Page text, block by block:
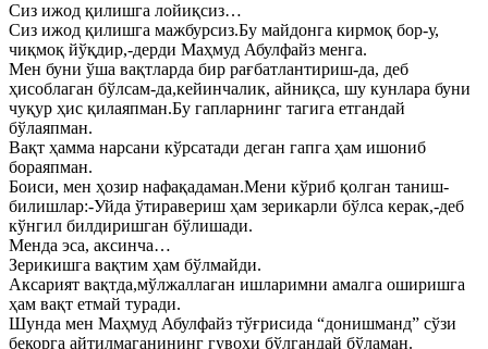
Сиз ижод қилишга лойиқсиз…
Сиз ижод қилишга мажбурсиз.Бу майдонга кирмоқ бор-у,
чиқмоқ йўқдир,-дерди Маҳмуд Абулфайз менга.
Мен буни ўша вақтларда бир рағбатлантириш-да, деб
ҳисоблаган бўлсам-да,кейинчалик, айниқса, шу кунлара буни
чуқур ҳис қилаяпман.Бу гапларнинг тагига етгандай
бўлаяпман.
Вақт ҳамма нарсани кўрсатади деган гапга ҳам ишониб
бораяпман.
Боиси, мен ҳозир нафақадаман.Мени кўриб қолган таниш-
билишлар:-Уйда ўтиравериш ҳам зерикарли бўлса керак,-деб
кўнгил билдиришган бўлишади.
Менда эса, аксинча…
Зерикишга вақтим ҳам бўлмайди.
Аксарият вақтда,мўлжаллаган ишларимни амалга оширишга
ҳам вақт етмай туради.
Шунда мен Маҳмуд Абулфайз тўғрисида “донишманд” сўзи
бекорга айтилмаганининг гувоҳи бўлгандай бўламан.